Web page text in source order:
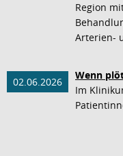
Region
Arterien-
02.06.2026
Wenn
Im